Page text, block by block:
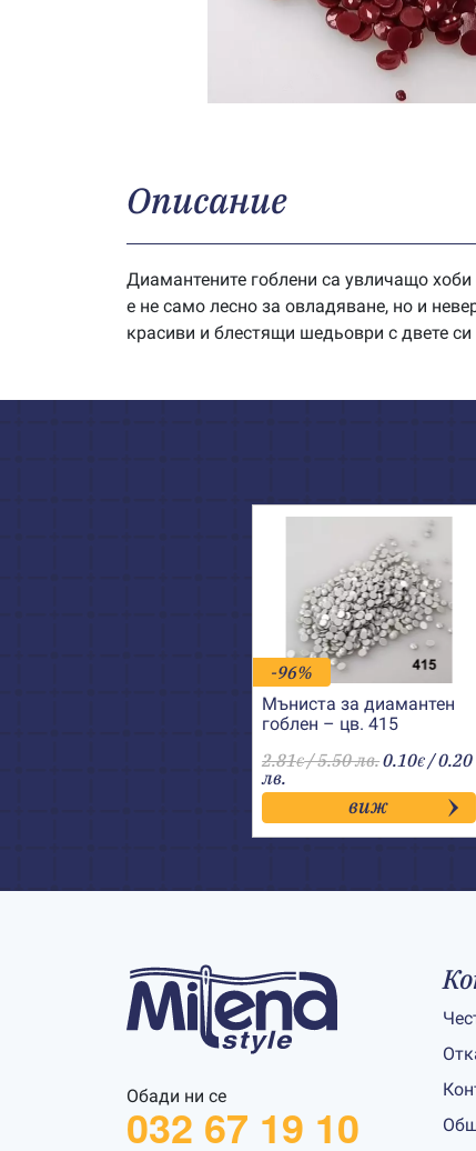
Описание
Диамантените гоблени са увличащо
е не само лесно за овладяване, но и
красиви и блестящи шедьоври с двете си
-96%
Мъниста за диамантен
гоблен – цв. 415
2.81€/ 5.50 лв.0.10€ / 0.20
лв.
виж
Обади ни се
032 67 19 10